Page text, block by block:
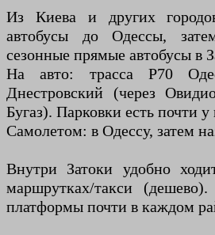
Из Киева и других
автобусы до Одессы,
сезонные прямые автобусы в
На авто: трасса Р70
Днестровский (через
Бугаз). Парковки есть почти у
Самолетом: в Одессу, затем
Внутри Затоки удобно
маршрутках/такси
платформы почти в каждом